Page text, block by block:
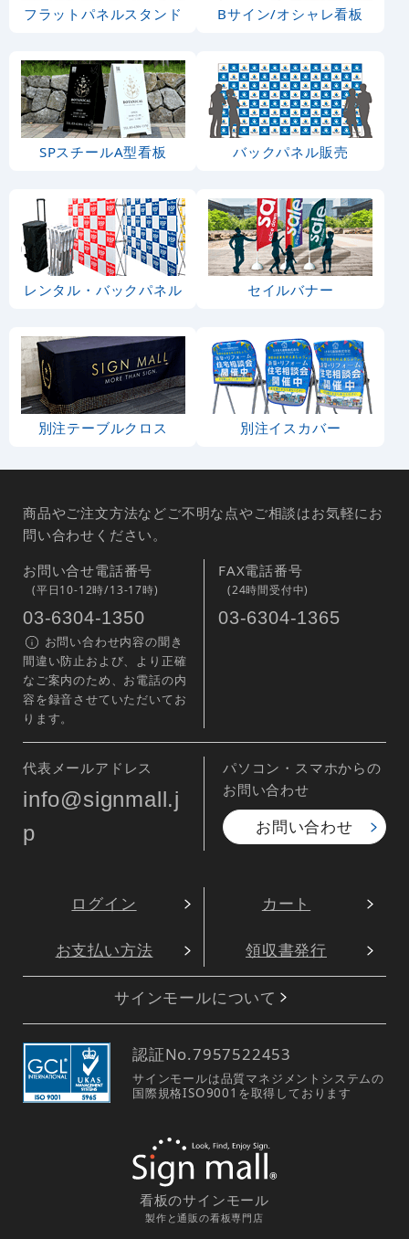
フラットパネルスタンド Bサイン/オシャレ看板
SPスチールA型看板 バックパネル販売
レンタル・バックパネル セイルバナー
別注テーブルクロス 別注イスカバー
商品やご注文方法などご不明な点やご相談はお気軽にお
問い合わせください。
お問い合せ電話番号
(平日10-12時/13-17時)
03-6304-1350
お問い合わせ内容の聞き
間違い防止および、より正確
なご案内のため、お電話の内
容を録音させていただいてお
ります。
FAX電話番号
(24時間受付中)
03-6304-1365
代表メールアドレス
info@signmall.j
p
パソコン・スマホからの
お問い合わせ
お問い合わせ
ログイン カート
お支払い方法 領収書発行
サインモールについて
認証No.7957522453
サインモールは品質マネジメントシステムの
国際規格ISO9001を取得しております
看板のサインモール
製作と通販の看板専門店